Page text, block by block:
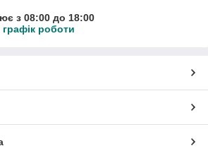
з 08:00 до 18:00
роботи